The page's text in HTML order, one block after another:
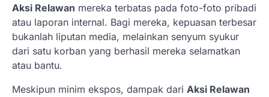
Aksi Relawan mereka terbatas pada foto-foto pribadi
atau laporan internal. Bagi mereka, kepuasan terbesar
bukanlah liputan media, melainkan senyum syukur
dari satu korban yang berhasil mereka selamatkan
atau bantu.
Meskipun minim ekspos, dampak dari Aksi Relawan